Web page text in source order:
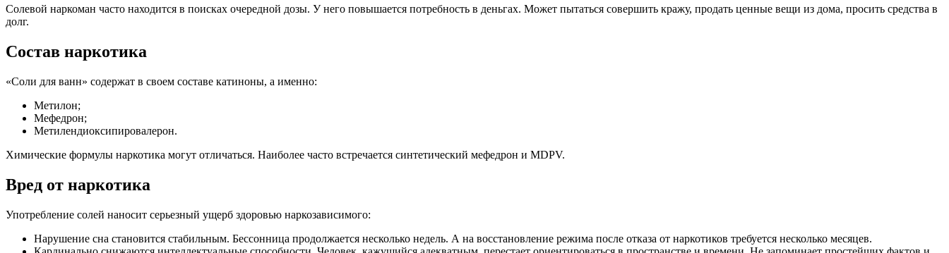
Солевой наркоман часто находится в поисках очередной дозы. У него повышается потребность в деньгах. Может пытаться совершить кражу, продать ценные вещи из дома, просить средства в
долг.
Состав наркотика
«Соли для ванн» содержат в своем составе катиноны, а именно:
Метилон;
Мефедрон;
Метилендиоксипировалерон.
Химические формулы наркотика могут отличаться. Наиболее часто встречается синтетический мефедрон и MDPV.
Вред от наркотика
Употребление солей наносит серьезный ущерб здоровью наркозависимого:
Нарушение сна становится стабильным. Бессонница продолжается несколько недель. А на восстановление режима после отказа от наркотиков требуется несколько месяцев.